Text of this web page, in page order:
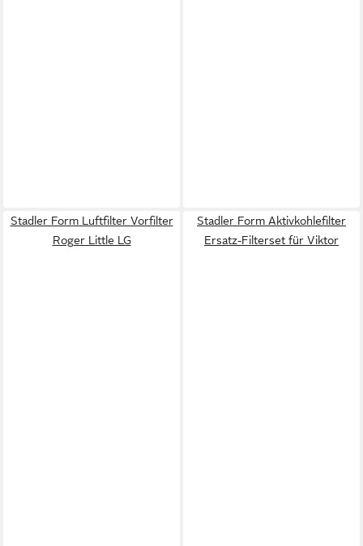
Stadler Form Luftfilter Vorfilter
Roger Little LG
Stadler Form Aktivkohlefilter
Ersatz-Filterset für Viktor